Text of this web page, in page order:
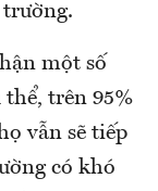
một số
trên 95%
vẫn sẽ tiếp
có khó